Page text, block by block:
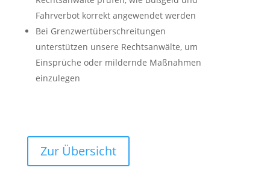
Fahrverbot korrekt angewendet werden
Bei Grenzwertüberschreitungen
unterstützen unsere Rechtsanwälte, um
Einsprüche oder mildernde Maßnahmen
einzulegen
Zur Übersicht